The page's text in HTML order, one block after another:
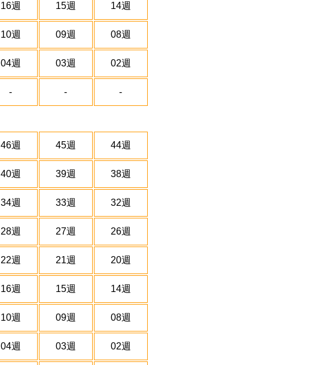
16週 15週 14週
10週 09週 08週
04週 03週 02週
- - -
46週 45週 44週
40週 39週 38週
34週 33週 32週
28週 27週 26週
22週 21週 20週
16週 15週 14週
10週 09週 08週
04週 03週 02週